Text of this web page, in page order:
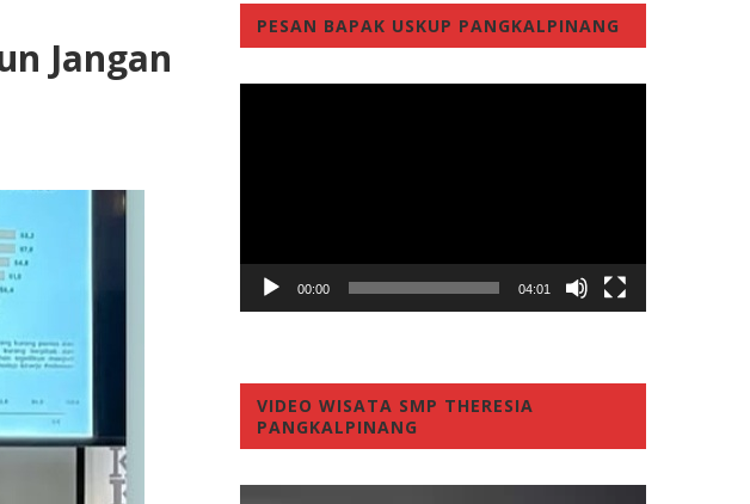
Jangan
PESAN BAPAK USKUP PANGKALPINANG
00:00 04:01
VIDEO WISATA SMP THERESIA
PANGKALPINANG